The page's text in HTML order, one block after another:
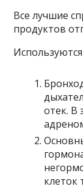
Все лучшие
продуктов
отек. В
клеток